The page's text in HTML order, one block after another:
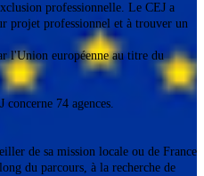
professionnelle. Le CEJ a
projet professionnel et à trouver un
l'Union européenne au titre du
74 agences.
de sa mission locale ou de France
du parcours, à la recherche de